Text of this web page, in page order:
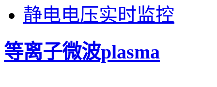
静电电压实时监控
等离子微波plasma